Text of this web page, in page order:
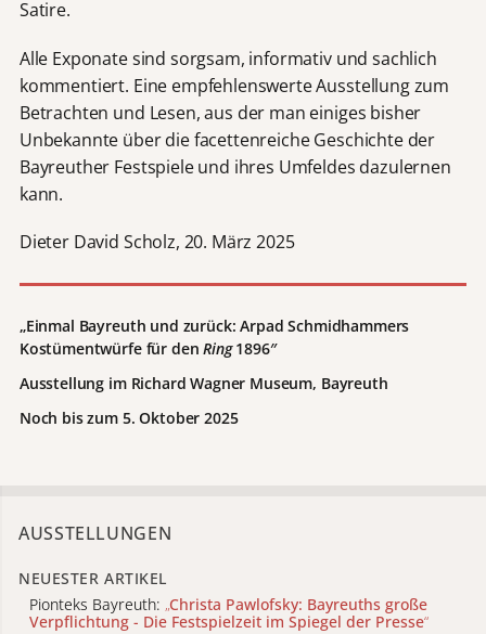
Satire.
Alle Exponate sind sorgsam, informativ und sachlich
kommentiert. Eine empfehlenswerte Ausstellung zum
Betrachten und Lesen, aus der man einiges bisher
Unbekannte über die facettenreiche Geschichte der
Bayreuther Festspiele und ihres Umfeldes dazulernen
kann.
Dieter David Scholz, 20. März 2025
„Einmal Bayreuth und zurück: Arpad Schmidhammers
Kostümentwürfe für denRing1896″
Ausstellung im Richard Wagner Museum, Bayreuth
Noch bis zum 5. Oktober 2025
AUSSTELLUNGEN
NEUESTER ARTIKEL
Pionteks Bayreuth: „Christa Pawlofsky: Bayreuths große
Verpflichtung - Die Festspielzeit im Spiegel der Presse“